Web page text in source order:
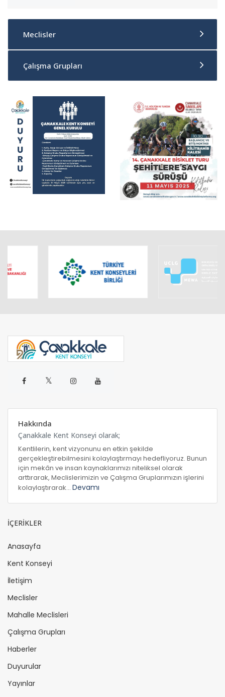
Meclisler
Çalışma Grupları
𝕏
Hakkında
Çanakkale Kent Konseyi olarak;
Kentlilerin, kent vizyonunu en etkin şekilde
gerçekleştirebilmesini kolaylaştırmayı hedefliyoruz. Bunun
için mekân ve insan kaynaklarımızı niteliksel olarak
arttırarak, Meclislerimizin ve Çalışma Gruplarımızın işlerini
kolaylaştırarak... Devamı
İÇERİKLER
Anasayfa
Kent Konseyi
İletişim
Meclisler
Mahalle Meclisleri
Çalışma Grupları
Haberler
Duyurular
Yayınlar